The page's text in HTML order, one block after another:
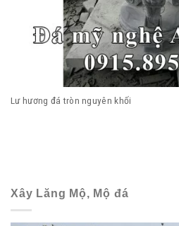
Lư hương đá tròn nguyên khối
Xây Lăng Mộ, Mộ đá